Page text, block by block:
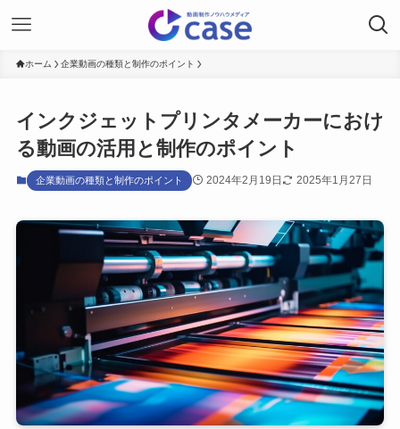
ホーム 企業動画の種類と制作のポイント
インクジェットプリンタメーカーにおけ
る動画の活用と制作のポイント
企業動画の種類と制作のポイント 2024年2月19日 2025年1月27日